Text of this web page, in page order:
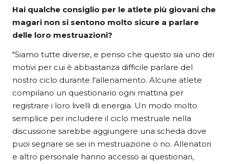
Hai qualche consiglio per le atlete più giovani che
magari non si sentono molto sicure a parlare
delle loro mestruazioni?
"Siamo tutte diverse, e penso che questo sia uno dei
motivi per cui è abbastanza difficile parlare del
nostro ciclo durante l'allenamento. Alcune atlete
compilano un questionario ogni mattina per
registrare i loro livelli di energia. Un modo molto
semplice per includere il ciclo mestruale nella
discussione sarebbe aggiungere una scheda dove
puoi segnare se sei in mestruazione o no. Allenatori
e altro personale hanno accesso ai questionari,